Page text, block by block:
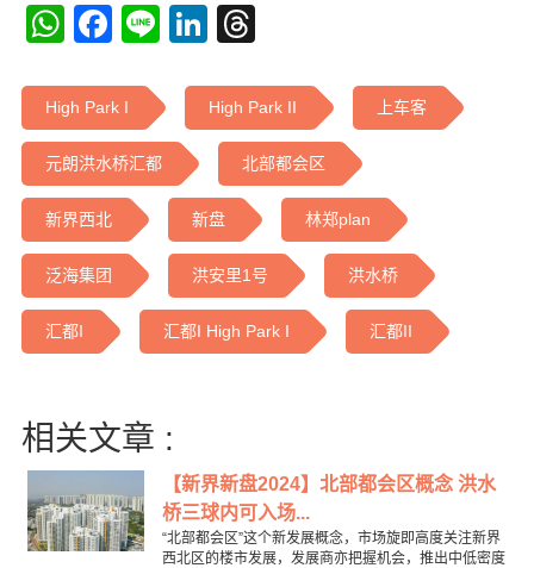
WhatsApp
Facebook
LineLinkedIn
High Park I High Park II 上车客
元朗洪水桥汇都 北部都会区
新界西北 新盘 林郑plan
泛海集团 洪安里1号 洪水桥
汇都I 汇都I High Park I 汇都II
相关文章 :
【新界新盘2024】北部都会区概念 洪水
桥三球内可入场...
“北部都会区”这个新发展概念，市场旋即高度关注新界
西北区的楼市发展，发展商亦把握机会，推出中低密度